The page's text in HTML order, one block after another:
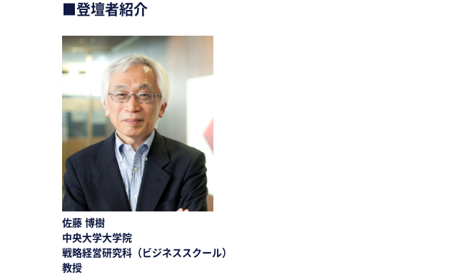
■登壇者紹介
佐藤 博樹
中央大学大学院
戦略経営研究科（ビジネススクール）
教授